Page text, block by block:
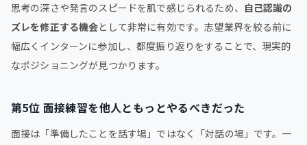
思考の深さや発言のスピードを肌で感じられるため、 自己認識の
ズレを修正する機会として非常に有効です。志望業界を絞る前に
幅広くインターンに参加し、都度振り返りをすることで、現実的
なポジショニングが見つかります。
第5位 面接練習を他人ともっとやるべきだった
面接は「準備したことを話す場」ではなく「対話の場」です。一